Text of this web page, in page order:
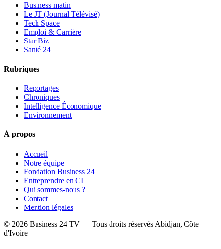
Business matin
Le JT (Journal Télévisé)
Tech Space
Emploi & Carrière
Star Biz
Santé 24
Rubriques
Reportages
Chroniques
Intelligence Économique
Environnement
À propos
Accueil
Notre équipe
Fondation Business 24
Entreprendre en CI
Qui sommes-nous ?
Contact
Mention légales
© 2026 Business 24 TV — Tous droits réservés Abidjan, Côte
d'Ivoire